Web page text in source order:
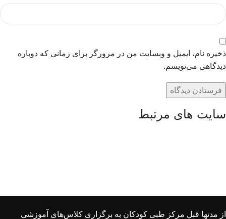
ذخیره نام، ایمیل و وبسایت من در مرورگر برای زمانی که دوباره
دیدگاهی می‌نویسم.
سایت های مرتبط
از مدتها قبل مركز طبی كودكان به برگزاری كلاس‌های آموزشی